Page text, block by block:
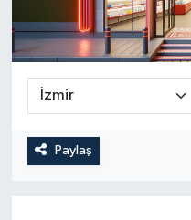
Paylaş